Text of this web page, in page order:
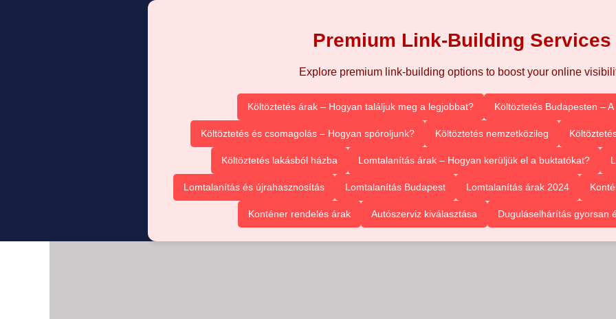
Premium Link-Building Services
Explore premium link-building options to boost your online
Költöztetés árak – Hogyan találjuk meg a legjobbat? Költöztetés Budapesten –
Költöztetés és csomagolás – Hogyan spóroljunk? Költöztetés nemzetközileg
Költöztetés lakásból házba Lomtalanítás árak – Hogyan kerüljük el a buktatókat?
Lomtalanítás és újrahasznosítás Lomtalanítás Budapest Lomtalanítás árak 2024
Konténer rendelés árak Autószerviz kiválasztása Duguláselhárítás gyorsan